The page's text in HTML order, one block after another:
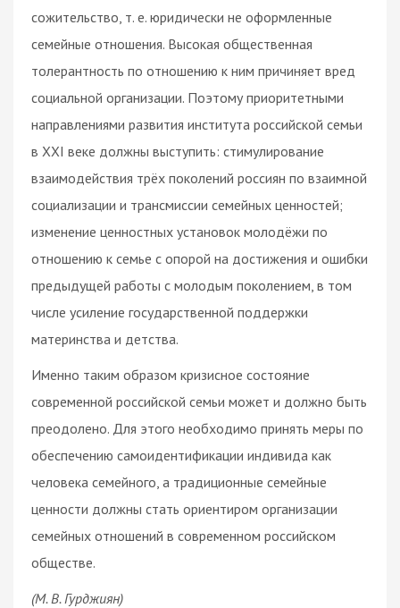
сожительство, т. е. юридически не оформленные
семейные отношения. Высокая общественная
толерантность по отношению к ним причиняет вред
социальной организации. Поэтому приоритетными
направлениями развития института российской семьи
в XXI веке должны выступить: стимулирование
взаимодействия трёх поколений россиян по взаимной
социализации и трансмиссии семейных ценностей;
изменение ценностных установок молодёжи по
отношению к семье с опорой на достижения и ошибки
предыдущей работы с молодым поколением, в том
числе усиление государственной поддержки
материнства и детства.
Именно таким образом кризисное состояние
современной российской семьи может и должно быть
преодолено. Для этого необходимо принять меры по
обеспечению самоидентификации индивида как
человека семейного, а традиционные семейные
ценности должны стать ориентиром организации
семейных отношений в современном российском
обществе.
(М. В. Гурджиян)